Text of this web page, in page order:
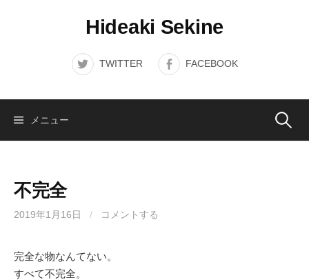
Hideaki Sekine
TWITTER FACEBOOK
メニュー 検
不完全
2019年1月16日 / コメントする
完全な物なんてない。
すべて不完全。